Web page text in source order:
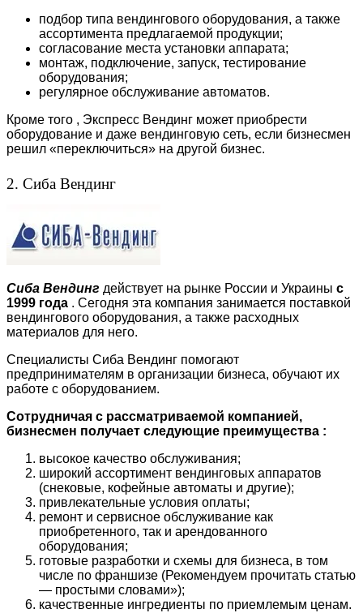
подбор типа вендингового оборудования, а также
ассортимента предлагаемой продукции;
согласование места установки аппарата;
монтаж, подключение, запуск, тестирование
оборудования;
регулярное обслуживание автоматов.
Кроме того , Экспресс Вендинг может приобрести
оборудование и даже вендинговую сеть, если бизнесмен
решил «переключиться» на другой бизнес.
2. Сиба Вендинг
Сиба Вендинг действует на рынке России и Украины с
1999 года . Сегодня эта компания занимается поставкой
вендингового оборудования, а также расходных
материалов для него.
Специалисты Сиба Вендинг помогают
предпринимателям в организации бизнеса, обучают их
работе с оборудованием.
Сотрудничая с рассматриваемой компанией,
бизнесмен получает следующие преимущества :
высокое качество обслуживания;
широкий ассортимент вендинговых аппаратов
(снековые, кофейные автоматы и другие);
привлекательные условия оплаты;
ремонт и сервисное обслуживание как
приобретенного, так и арендованного
оборудования;
готовые разработки и схемы для бизнеса, в том
числе по франшизе (Рекомендуем прочитать статью
— простыми словами»);
качественные ингредиенты по приемлемым ценам.